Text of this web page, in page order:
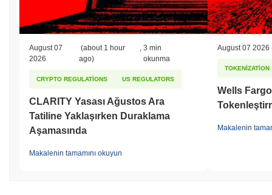
August 07
2026
(about 1 hour
ago)
,3 min
okunma
CRYPTO REGULATIONS US REGULATORS
CLARITY Yasası Ağustos Ara
Tatiline Yaklaşırken Duraklama
Aşamasında
Makalenin tamamını okuyun
August 07 2026
TOKENIZATION
Wells
Makalenin